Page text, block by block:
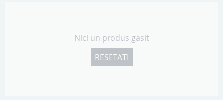
Nici un produs gasit
RESETATI